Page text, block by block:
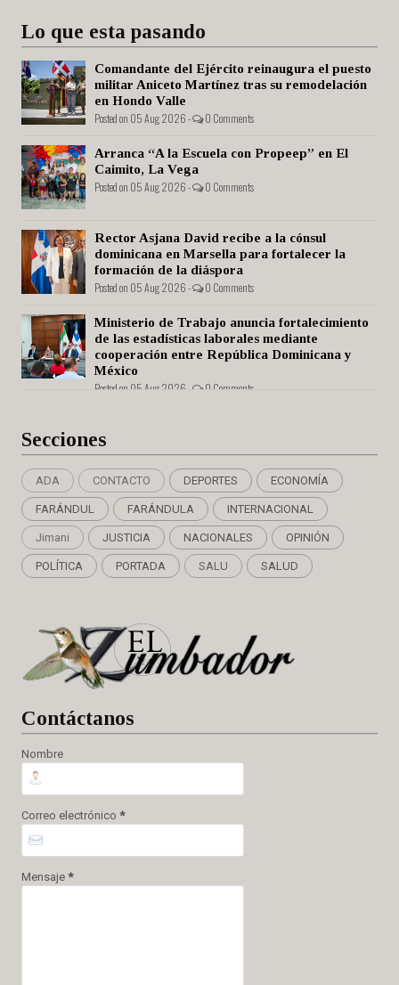
Lo que esta pasando
Comandante del Ejército reinaugura el puesto
militar Aniceto Martínez tras su remodelación
en Hondo Valle
Posted on 05 Aug 2026 - 0 Comments
Arranca “A la Escuela con Propeep” en El
Caimito, La Vega
Posted on 05 Aug 2026 - 0 Comments
Rector Asjana David recibe a la cónsul
dominicana en Marsella para fortalecer la
formación de la diáspora
Posted on 05 Aug 2026 - 0 Comments
Ministerio de Trabajo anuncia fortalecimiento
de las estadísticas laborales mediante
cooperación entre República Dominicana y
México
Posted on 05 Aug 2026 - 0 Comments
Secciones
ADA CONTACTO DEPORTES ECONOMÍA
FARÁNDUL FARÁNDULA INTERNACIONAL
Jimani JUSTICIA NACIONALES OPINIÓN
POLÍTICA PORTADA SALU SALUD
Contáctanos
Nombre
Correo electrónico *
Mensaje *